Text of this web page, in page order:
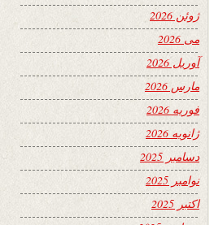
ژوئن 2026
می 2026
آوریل 2026
مارس 2026
فوریه 2026
ژانویه 2026
دسامبر 2025
نوامبر 2025
اکتبر 2025